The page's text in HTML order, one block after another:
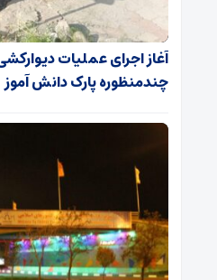
آغاز اجرای عملیات
چندمنظوره پارک دانش آموز